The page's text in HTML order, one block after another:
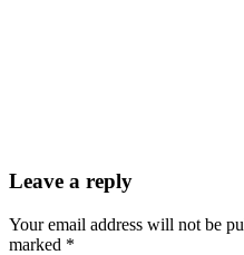
Leave a reply
Your email address will not be
marked *